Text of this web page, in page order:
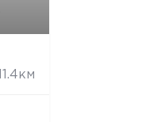
11.4км